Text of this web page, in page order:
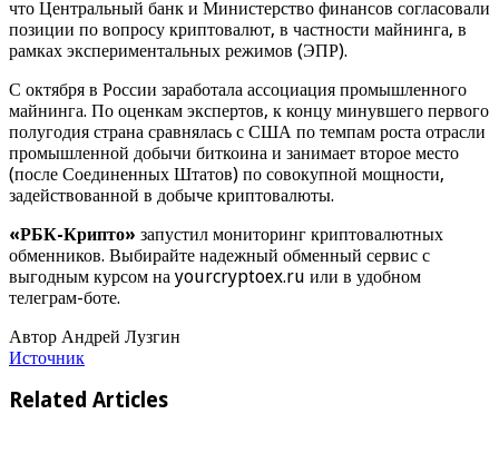
что Центральный банк и Министерство финансов согласовали
позиции по вопросу криптовалют, в частности майнинга, в
рамках экспериментальных режимов (ЭПР).
С октября в России заработала ассоциация промышленного
майнинга. По оценкам экспертов, к концу минувшего первого
полугодия страна сравнялась с США по темпам роста отрасли
промышленной добычи биткоина и занимает второе место
(после Соединенных Штатов) по совокупной мощности,
задействованной в добыче криптовалюты.
«РБК-Крипто» запустил мониторинг криптовалютных
обменников. Выбирайте надежный обменный сервис с
выгодным курсом на yourcryptoex.ru или в удобном
телеграм-боте.
Автор Андрей Лузгин
Источник
Related Articles